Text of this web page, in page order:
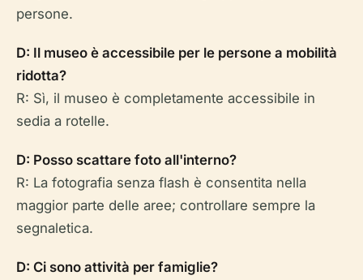
persone.
D: Il museo è accessibile per le persone a mobilità
ridotta?
R: Sì, il museo è completamente accessibile in
sedia a rotelle.
D: Posso scattare foto all'interno?
R: La fotografia senza flash è consentita nella
maggior parte delle aree; controllare sempre la
segnaletica.
D: Ci sono attività per famiglie?